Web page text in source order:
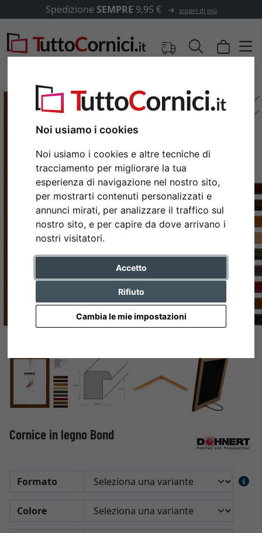
Noi usiamo i cookies
Noi usiamo i cookies e altre tecniche di
tracciamento per migliorare la tua
esperienza di navigazione nel nostro sito,
per mostrarti contenuti personalizzati e
annunci mirati, per analizzare il traffico sul
nostro sito, e per capire da dove arrivano i
nostri visitatori.
Accetto
Rifiuto
Cambia le mie impostazioni
Spedizione SEMPRE 9,95 € scopri di più
Indietro
Cornice in legno Bond
Formato
Colore